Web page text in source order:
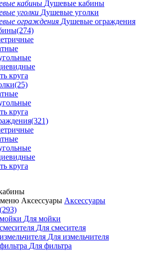
Душевые кабины
Душевые уголки
Душевые ограждения
(274)
круга
(25)
круга
(321)
круга
меню Аксессуары Аксессуары
(293)
Для мойки
Для смесителя
Для измельчителя
Для фильтра